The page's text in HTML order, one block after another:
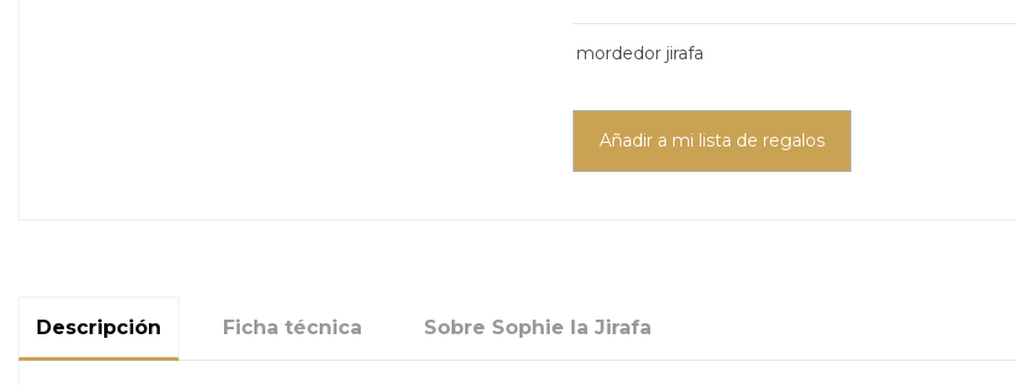
mordedor jirafa
Añadir a mi lista de regalos
Descripción Ficha técnica Sobre Sophie la Jirafa